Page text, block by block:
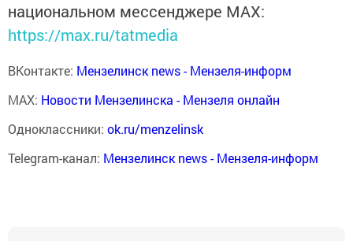
национальном мессенджере MАХ:
https://max.ru/tatmedia
ВКонтакте: Мензелинск news - Мензеля-информ
MAX: Новости Мензелинска - Мензеля онлайн
Одноклассники: ok.ru/menzelinsk
Telegram-канал: Мензелинск news - Мензеля-информ